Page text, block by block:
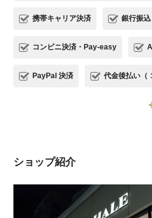
携帯キャリア決済 銀行振込
コンビニ決済・Pay-easy
PayPal 決済 代金後払い（
ショップ紹介